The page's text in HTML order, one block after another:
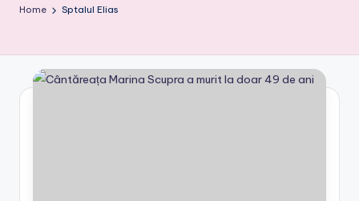
s
c
a
Home Sptalul Elias